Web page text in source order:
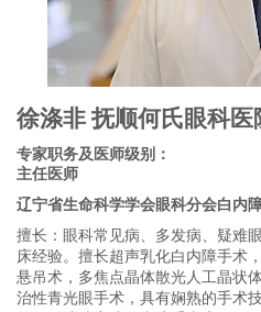
徐涤非 抚顺何氏眼科医
专家职务及医师级别：
主任医师
辽宁省生命科学学会眼科分会白内
擅长：眼科常见病、多发病、疑难
床经验。 擅长超声乳化白内障手术
悬吊术，多焦点晶体散光人工晶状
治性青光眼手术 ，具有娴熟的手术